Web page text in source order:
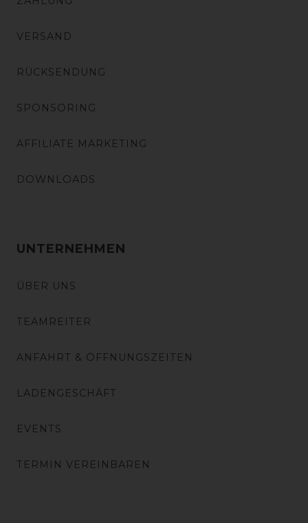
VERSAND
RÜCKSENDUNG
SPONSORING
AFFILIATE MARKETING
DOWNLOADS
UNTERNEHMEN
ÜBER UNS
TEAMREITER
ANFAHRT & ÖFFNUNGSZEITEN
LADENGESCHÄFT
EVENTS
TERMIN VEREINBAREN